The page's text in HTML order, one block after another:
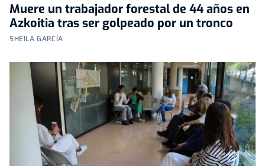
Muere un trabajador forestal de 44 años en
Azkoitia tras ser golpeado por un tronco
SHEILA GARCÍA